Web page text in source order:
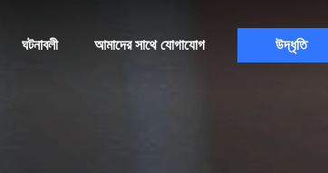
ঘটনাবলী আমাদের সাথে যোগাযোগ উদ্ধৃতি